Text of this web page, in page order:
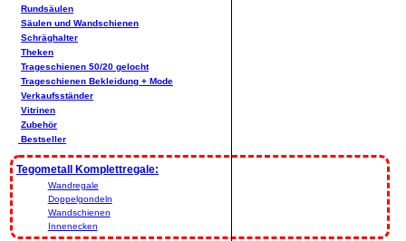
Rundsäulen
Säulen und Wandschienen
Schräghalter
Theken
Trageschienen 50/20 gelocht
Trageschienen Bekleidung + Mode
Verkaufsständer
Vitrinen
Zubehör
Bestseller
Tegometall Komplettregale:
Wandregale
Doppelgondeln
Wandschienen
Innenecken